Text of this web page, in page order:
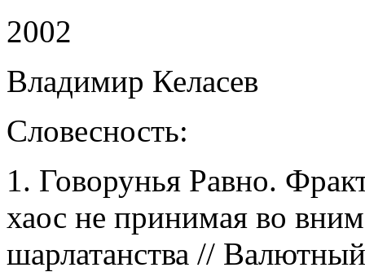
2002
Владимир Келасев
Словесность:
1. Говорунья Равно.
хаос не принимая во
шарлатанства //